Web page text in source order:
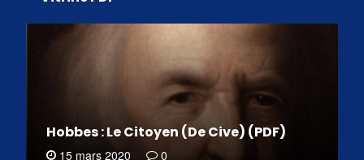
Hobbes : Le Citoyen (De Cive) (PDF)
15 mars 2020 0